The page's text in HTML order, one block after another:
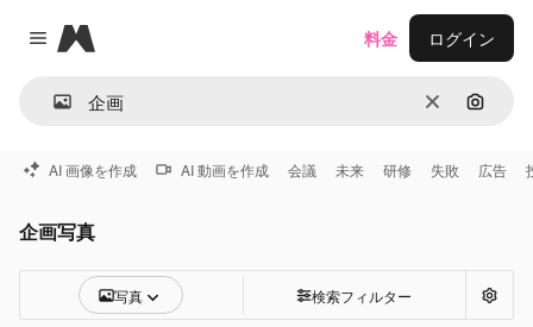
Close menu
Magnific
消去 画像で
料金 ログイン
AI 画像を作成 AI 動画を作成 会議 未来 研修 失敗 広告
企画写真
写真 検索フィルター